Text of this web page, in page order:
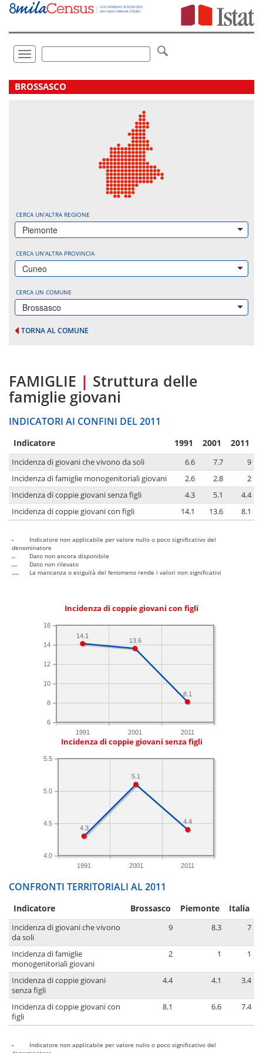
Vai
direttamente
Toggle
navigation
.
BROSSASCO
CERCA UN'ALTRA REGIONE
Piemonte
CERCA UN'ALTRA PROVINCIA
Cuneo
CERCA UN COMUNE
Brossasco
TORNA AL COMUNE
FAMIGLIE | Struttura delle
famiglie giovani
INDICATORI AI CONFINI DEL 2011
Indicatore 1991 2001 2011
Incidenza di giovani che vivono da soli 6.6 7.7
9
Incidenza di famiglie monogenitoriali giovani
2.6 2.8
2
Incidenza di coppie giovani senza figli
4.3 5.1
4.4
Incidenza di coppie giovani con figli
14.1 13.6 8.1
-
Indicatore non applicabile per valore nullo o poco significativo del
denominatore
..
Dato non ancora disponibile
...
Dato non rilevato
....
La mancanza o esiguità del fenomeno rende i valori non significativi
Incidenza di coppie giovani con figli
1991 2001 2011
6
8
10
12
14
16
8.1
13.6
14.1
Incidenza di coppie giovani senza figli
1991 2001 2011
4.0
4.5
5.0
5.5
4.4
5.1
4.3
CONFRONTI TERRITORIALI AL 2011
Indicatore Brossasco Piemonte Italia
Incidenza di giovani che vivono
da soli
9 8.3 7
Incidenza di famiglie
monogenitoriali giovani
2 1 1
Incidenza di coppie giovani
senza figli
4.4 4.1 3.4
Incidenza di coppie giovani con
figli
8.1 6.6 7.4
-
Indicatore non applicabile per valore nullo o poco significativo del